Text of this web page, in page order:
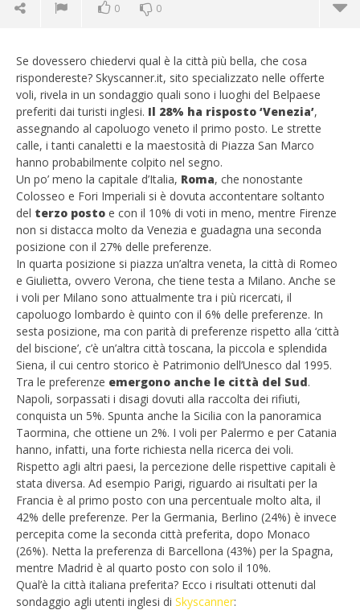
0 0
NOW VIEWING
La citta’ italiana piu’ bella secondo gli inglesi?
Venezia
30/08/2011
Redazione
Se dovessero chiedervi qual è la città più bella, che cosa
rispondereste? Skyscanner.it, sito specializzato nelle offerte
voli, rivela in un sondaggio quali sono i luoghi del Belpaese
preferiti dai turisti inglesi. Il 28% ha risposto ‘Venezia’,
assegnando al capoluogo veneto il primo posto. Le strette
calle, i tanti canaletti e la maestosità di Piazza San Marco
hanno probabilmente colpito nel segno.
Un po’ meno la capitale d’Italia, Roma, che nonostante
Colosseo e Fori Imperiali si è dovuta accontentare soltanto
del terzo posto e con il 10% di voti in meno, mentre Firenze
non si distacca molto da Venezia e guadagna una seconda
posizione con il 27% delle preferenze.
In quarta posizione si piazza un’altra veneta, la città di Romeo
e Giulietta, ovvero Verona, che tiene testa a Milano. Anche se
i voli per Milano sono attualmente tra i più ricercati, il
capoluogo lombardo è quinto con il 6% delle preferenze. In
sesta posizione, ma con parità di preferenze rispetto alla ‘città
del biscione’, c’è un’altra città toscana, la piccola e splendida
Siena, il cui centro storico è Patrimonio dell’Unesco dal 1995.
Tra le preferenze emergono anche le città del Sud.
Napoli, sorpassati i disagi dovuti alla raccolta dei rifiuti,
conquista un 5%. Spunta anche la Sicilia con la panoramica
Taormina, che ottiene un 2%. I voli per Palermo e per Catania
hanno, infatti, una forte richiesta nella ricerca dei voli.
Rispetto agli altri paesi, la percezione delle rispettive capitali è
stata diversa. Ad esempio Parigi, riguardo ai risultati per la
Francia è al primo posto con una percentuale molto alta, il
42% delle preferenze. Per la Germania, Berlino (24%) è invece
percepita come la seconda città preferita, dopo Monaco
(26%). Netta la preferenza di Barcellona (43%) per la Spagna,
mentre Madrid è al quarto posto con solo il 10%.
Qual’è la città italiana preferita? Ecco i risultati ottenuti dal
sondaggio agli utenti inglesi di Skyscanner: